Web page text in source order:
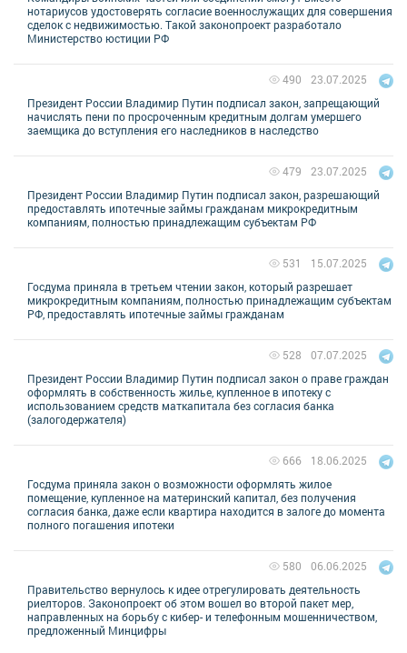
нотариусов удостоверять согласие военнослужащих для совершения
сделок с недвижимостью. Такой законопроект разработало
Министерство юстиции РФ
Президент России Владимир Путин подписал закон, запрещающий
начислять пени по просроченным кредитным долгам умершего
заемщика до вступления его наследников в наследство
23.07.2025
490
Президент России Владимир Путин подписал закон, разрешающий
предоставлять ипотечные займы гражданам микрокредитным
компаниям, полностью принадлежащим субъектам РФ
23.07.2025
479
Госдума приняла в третьем чтении закон, который разрешает
микрокредитным компаниям, полностью принадлежащим субъектам
РФ, предоставлять ипотечные займы гражданам
15.07.2025
531
Президент России Владимир Путин подписал закон о праве граждан
оформлять в собственность жилье, купленное в ипотеку с
использованием средств маткапитала без согласия банка
(залогодержателя)
07.07.2025
528
Госдума приняла закон о возможности оформлять жилое
помещение, купленное на материнский капитал, без получения
согласия банка, даже если квартира находится в залоге до момента
полного погашения ипотеки
18.06.2025
666
Правительство вернулось к идее отрегулировать деятельность
риелторов. Законопроект об этом вошел во второй пакет мер,
направленных на борьбу с кибер- и телефонным мошенничеством,
предложенный Минцифры
06.06.2025
580